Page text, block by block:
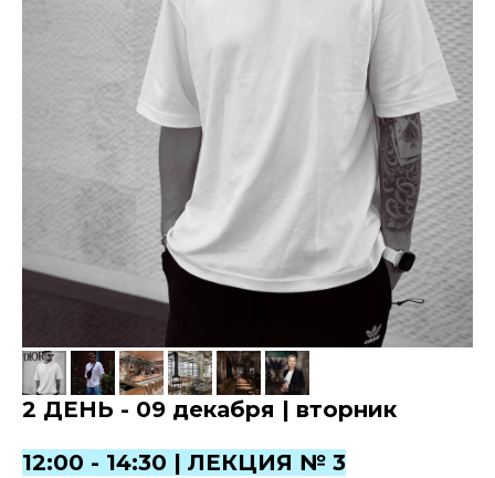
2 ДЕНЬ - 09 декабря | вторник
12:00 - 14:30 | ЛЕКЦИЯ № 3